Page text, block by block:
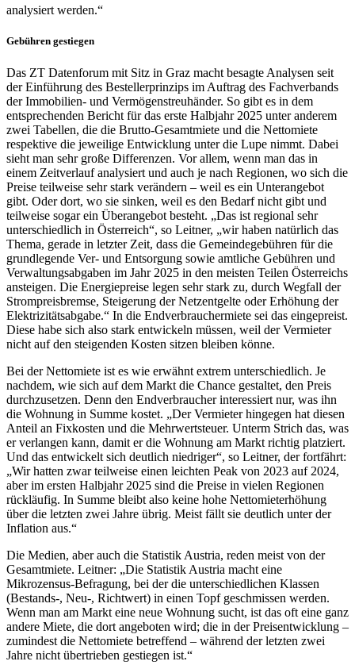
analysiert werden.“
Gebühren gestiegen
Das ZT Datenforum mit Sitz in Graz macht besagte Analysen seit
der Einführung des Bestellerprinzips im Auftrag des Fachverbands
der Immobilien- und Vermögenstreuhänder. So gibt es in dem
entsprechenden Bericht für das erste Halbjahr 2025 unter anderem
zwei Tabellen, die die Brutto-Gesamtmiete und die Nettomiete
respektive die jeweilige Entwicklung unter die Lupe nimmt. Dabei
sieht man sehr große Differenzen. Vor allem, wenn man das in
einem Zeitverlauf analysiert und auch je nach Regionen, wo sich die
Preise teilweise sehr stark verändern – weil es ein Unterangebot
gibt. Oder dort, wo sie sinken, weil es den Bedarf nicht gibt und
teilweise sogar ein Überangebot besteht. „Das ist regional sehr
unterschiedlich in Österreich“, so Leitner, „wir haben natürlich das
Thema, gerade in letzter Zeit, dass die Gemeindegebühren für die
grundlegende Ver- und Entsorgung sowie amtliche Gebühren und
Verwaltungsabgaben im Jahr 2025 in den meisten Teilen Österreichs
ansteigen. Die Energiepreise legen sehr stark zu, durch Wegfall der
Strompreisbremse, Steigerung der Netzentgelte oder Erhöhung der
Elektrizitätsabgabe.“ In die Endverbrauchermiete sei das eingepreist.
Diese habe sich also stark entwickeln müssen, weil der Vermieter
nicht auf den steigenden Kosten sitzen bleiben könne.
Bei der Nettomiete ist es wie erwähnt extrem unterschiedlich. Je
nachdem, wie sich auf dem Markt die Chance gestaltet, den Preis
durchzusetzen. Denn den Endverbraucher interessiert nur, was ihn
die Wohnung in Summe kostet. „Der Vermieter hingegen hat diesen
Anteil an Fixkosten und die Mehrwertsteuer. Unterm Strich das, was
er verlangen kann, damit er die Wohnung am Markt richtig platziert.
Und das entwickelt sich deutlich niedriger“, so Leitner, der fortfährt:
„Wir hatten zwar teilweise einen leichten Peak von 2023 auf 2024,
aber im ersten Halbjahr 2025 sind die Preise in vielen Regionen
rückläufig. In Summe bleibt also keine hohe Nettomieterhöhung
über die letzten zwei Jahre übrig. Meist fällt sie deutlich unter der
Inflation aus.“
Die Medien, aber auch die Statistik Austria, reden meist von der
Gesamtmiete. Leitner: „Die Statistik Austria macht eine
Mikrozensus-Befragung, bei der die unterschiedlichen Klassen
(Bestands-, Neu-, Richtwert) in einen Topf geschmissen werden.
Wenn man am Markt eine neue Wohnung sucht, ist das oft eine ganz
andere Miete, die dort angeboten wird; die in der Preisentwicklung –
zumindest die Nettomiete betreffend – während der letzten zwei
Jahre nicht übertrieben gestiegen ist.“